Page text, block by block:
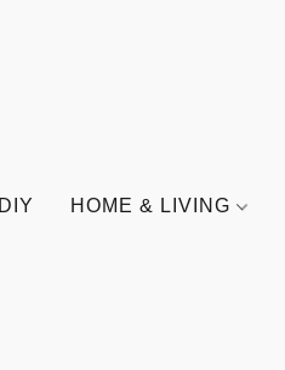
DIY HOME & LIVING